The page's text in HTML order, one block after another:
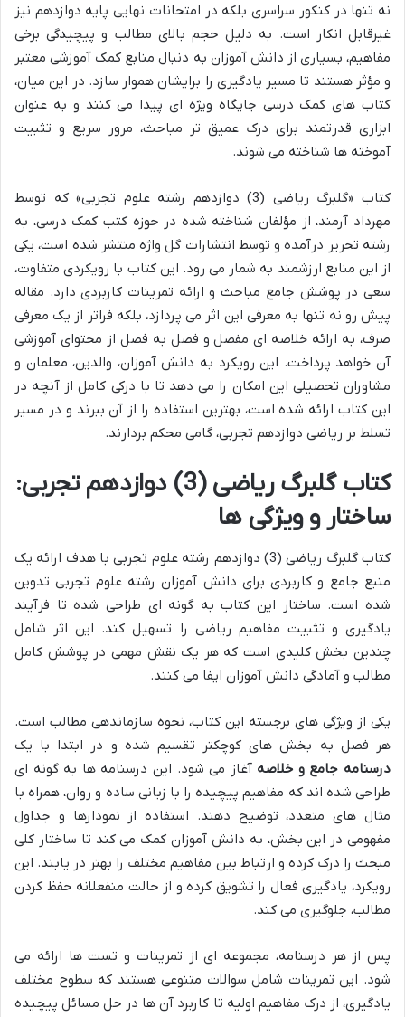
نه تنها در کنکور سراسری بلکه در امتحانات نهایی پایه دوازدهم نیز
غیرقابل انکار است. به دلیل حجم بالای مطالب و پیچیدگی برخی
مفاهیم، بسیاری از دانش آموزان به دنبال منابع کمک آموزشی معتبر
و مؤثر هستند تا مسیر یادگیری را برایشان هموار سازد. در این میان،
کتاب های کمک درسی جایگاه ویژه ای پیدا می کنند و به عنوان
ابزاری قدرتمند برای درک عمیق تر مباحث، مرور سریع و تثبیت
آموخته ها شناخته می شوند.
کتاب «گلبرگ ریاضی (3) دوازدهم رشته علوم تجربی» که توسط
مهرداد آرمند، از مؤلفان شناخته شده در حوزه کتب کمک درسی، به
رشته تحریر درآمده و توسط انتشارات گل واژه منتشر شده است، یکی
از این منابع ارزشمند به شمار می رود. این کتاب با رویکردی متفاوت،
سعی در پوشش جامع مباحث و ارائه تمرینات کاربردی دارد. مقاله
پیش رو نه تنها به معرفی این اثر می پردازد، بلکه فراتر از یک معرفی
صرف، به ارائه خلاصه ای مفصل و فصل به فصل از محتوای آموزشی
آن خواهد پرداخت. این رویکرد به دانش آموزان، والدین، معلمان و
مشاوران تحصیلی این امکان را می دهد تا با درکی کامل از آنچه در
این کتاب ارائه شده است، بهترین استفاده را از آن ببرند و در مسیر
تسلط بر ریاضی دوازدهم تجربی، گامی محکم بردارند.
کتاب گلبرگ ریاضی (3) دوازدهم تجربی:
ساختار و ویژگی ها
کتاب گلبرگ ریاضی (3) دوازدهم رشته علوم تجربی با هدف ارائه یک
منبع جامع و کاربردی برای دانش آموزان رشته علوم تجربی تدوین
شده است. ساختار این کتاب به گونه ای طراحی شده تا فرآیند
یادگیری و تثبیت مفاهیم ریاضی را تسهیل کند. این اثر شامل
چندین بخش کلیدی است که هر یک نقش مهمی در پوشش کامل
مطالب و آمادگی دانش آموزان ایفا می کنند.
یکی از ویژگی های برجسته این کتاب، نحوه سازماندهی مطالب است.
هر فصل به بخش های کوچکتر تقسیم شده و در ابتدا با یک
درسنامه جامع و خلاصه آغاز می شود. این درسنامه ها به گونه ای
طراحی شده اند که مفاهیم پیچیده را با زبانی ساده و روان، همراه با
مثال های متعدد، توضیح دهند. استفاده از نمودارها و جداول
مفهومی در این بخش، به دانش آموزان کمک می کند تا ساختار کلی
مبحث را درک کرده و ارتباط بین مفاهیم مختلف را بهتر در یابند. این
رویکرد، یادگیری فعال را تشویق کرده و از حالت منفعلانه حفظ کردن
مطالب، جلوگیری می کند.
پس از هر درسنامه، مجموعه ای از تمرینات و تست ها ارائه می
شود. این تمرینات شامل سوالات متنوعی هستند که سطوح مختلف
یادگیری، از درک مفاهیم اولیه تا کاربرد آن ها در حل مسائل پیچیده